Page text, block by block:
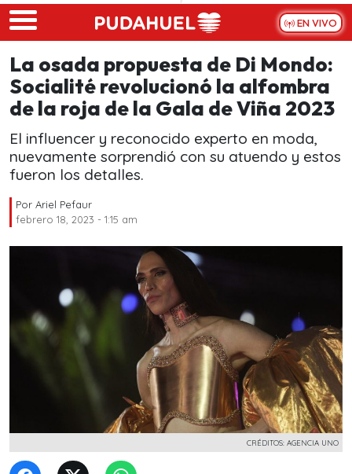
Skip to main content
EN VIVO
La osada propuesta de Di Mondo:
Socialité revolucionó la alfombra
de la roja de la Gala de Viña 2023
El influencer y reconocido experto en moda,
nuevamente sorprendió con su atuendo y estos
fueron los detalles.
Por Ariel Pefaur
febrero 18, 2023 - 1:15 am
CRÉDITOS: AGENCIA UNO